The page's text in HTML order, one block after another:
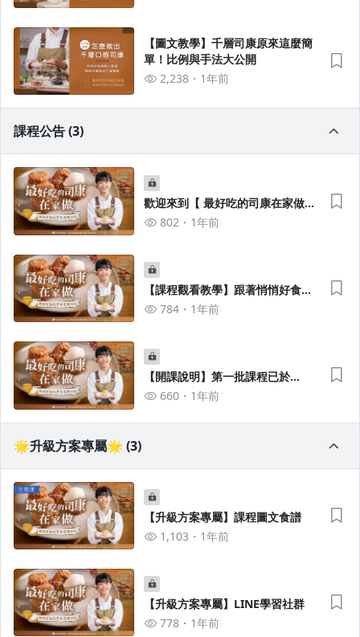
【圖文教學】千層司康原來這麼簡
單！比例與手法大公開
2,238
1年前
課程公告 (3)
歡迎來到【 最好吃的司康在家做｜
悄悄好食的手作司康密技】
802 1年前
【課程觀看教學】跟著悄悄好食一
起製作司康吧！
784 1年前
【開課說明】第一批課程已於
2025/2/20上架
660 1年前
🌟升級方案專屬🌟 (3)
【升級方案專屬】課程圖文食譜
1,103
1年前
【升級方案專屬】LINE學習社群
778
1年前